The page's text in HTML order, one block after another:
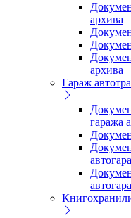
архива
архива
Гараж
гаража